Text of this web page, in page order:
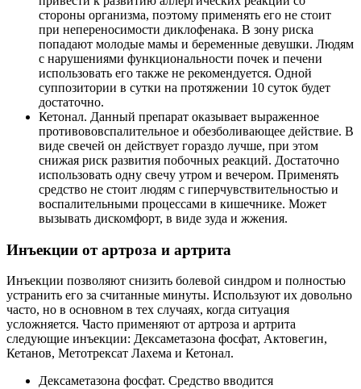
стороны организма, поэтому применять его не стоит
при непереносимости диклофенака. В зону риска
попадают молодые мамы и беременные девушки. Людям
с нарушениями функциональности почек и печени
использовать его также не рекомендуется. Одной
суппозитории в сутки на протяжении 10 суток будет
достаточно.
Кетонал. Данный препарат оказывает выраженное
противововспалительное и обезболивающее действие. В
виде свечей он действует гораздо лучше, при этом
снижая риск развития побочных реакций. Достаточно
использовать одну свечу утром и вечером. Применять
средство не стоит людям с гиперчувствительностью и
воспалительными процессами в кишечнике. Может
вызывать дискомфорт, в виде зуда и жжения.
Инъекции от артроза и артрита
Инъекции позволяют снизить болевой синдром и полностью
устранить его за считанные минуты. Используют их довольно
часто, но в основном в тех случаях, когда ситуация
усложняется. Часто применяют от артроза и артрита
следующие инъекции: Дексаметазона фосфат, Актовегин,
Кетанов, Метотрексат Лахема и Кетонал.
Дексаметазона фосфат. Средство вводится